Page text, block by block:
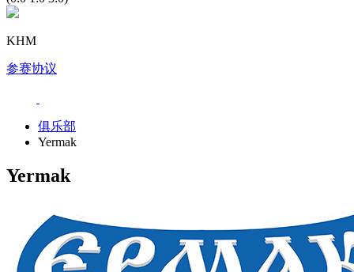
KHM
参赛协议
俱乐部
Yermak
Yermak